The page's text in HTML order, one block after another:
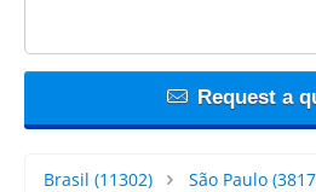
Request a
Brasil (11302) São Paulo